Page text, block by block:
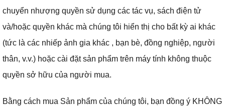
chuyển nhượng quyền sử dụng các tác vụ, sách điện tử
và/hoặc quyền khác mà chúng tôi hiển thị cho bất kỳ ai khác
(tức là các nhiếp ảnh gia khác , bạn bè, đồng nghiệp, người
thân, v.v.) hoặc cài đặt sản phẩm trên máy tính không thuộc
quyền sở hữu của người mua.
Bằng cách mua Sản phẩm của chúng tôi, bạn đồng ý KHÔNG